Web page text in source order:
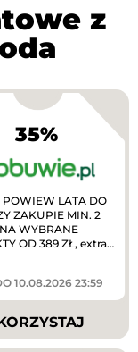
z
35%
POWIEW LATA DO
ZAKUPIE MIN. 2
WYBRANE
OD 389 ZŁ, extra
10.08.2026 23:59